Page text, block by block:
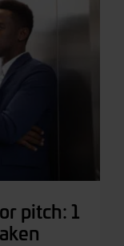
pitch: 1